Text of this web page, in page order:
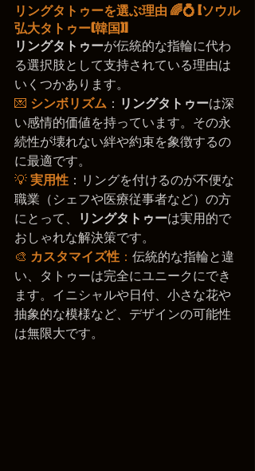
リングタトゥーを選ぶ理由 🌈💍 [ソウル
弘大タトゥー(韓国)]
リングタトゥーが伝統的な指輪に代わ
る選択肢として支持されている理由は
いくつかあります。
💌 シンボリズム ： リングタトゥーは深
い感情的価値を持っています。その永
続性が壊れない絆や約束を象徴するの
に最適です。
💡 実用性 ：リングを付けるのが不便な
職業（シェフや医療従事者など）の方
にとって、
リングタトゥーは実用的で
おしゃれな解決策です。
🎨 カスタマイズ性 ： 伝統的な指輪と違
い、タトゥーは完全にユニークにでき
ます。イニシャルや日付、小さな花や
抽象的な模様など、デザインの可能性
は無限大です。